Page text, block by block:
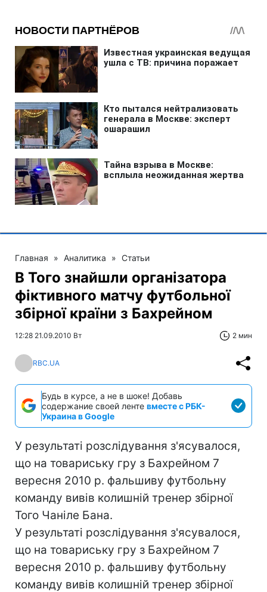
Главная » Аналитика » Статьи
В Того знайшли організатора
фіктивного матчу футбольної
збірної країни з Бахрейном
12:28 21.09.2010 Вт 2 мин
RBC.UA
Будь в курсе, а не в шоке! Добавь
содержание своей ленте вместе с РБК-
Украина в Google
У результаті розслідування з'ясувалося,
що на товариську гру з Бахрейном 7
вересня 2010 р. фальшиву футбольну
команду вивів колишній тренер збірної
Того Чаніле Бана.
У результаті розслідування з'ясувалося,
що на товариську гру з Бахрейном 7
вересня 2010 р. фальшиву футбольну
команду вивів колишній тренер збірної